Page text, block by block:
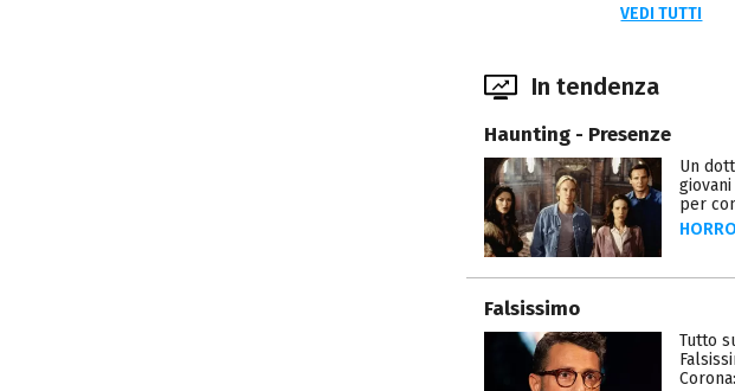
VEDI TUTTI
In tendenza
Haunting - Presenze
Un
per
Falsissimo
Tutto